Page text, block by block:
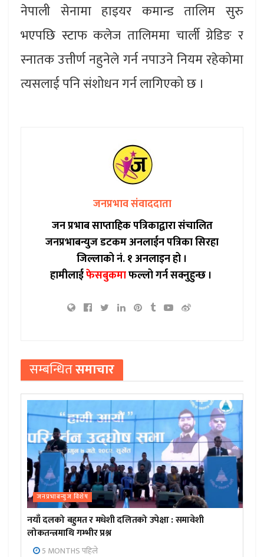
नेपाली सेनामा हाइयर कमान्ड तालिम सुरु
भएपछि स्टाफ कलेज तालिममा चार्ली ग्रेडिङ र
स्नातक उत्तीर्ण नहुनेले गर्न नपाउने नियम रहेकोमा
त्यसलाई पनि संशोधन गर्न लागिएको छ ।
जनप्रभाव संवाददाता
जन प्रभाब साप्ताहिक पत्रिकाद्वारा संचालित
जनप्रभाबन्युज डटकम अनलाईन पत्रिका सिरहा
जिल्लाको नं. १ अनलाइन हो ।
हामीलाईफेसबुकमाफल्लो गर्न सक्नुहुन्छ ।
सम्बन्धितसमाचार
जनप्रभाबन्युज विशेष
नयाँ दलको बहुमत र मधेशी दलितको उपेक्षा : समावेशी
लोकतन्त्रमाथि गम्भीर प्रश्न
5 MONTHS पहिले